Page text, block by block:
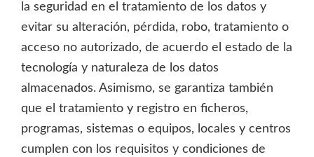
la seguridad en el tratamiento de los datos y
evitar su alteración, pérdida, robo, tratamiento o
acceso no autorizado, de acuerdo el estado de la
tecnología y naturaleza de los datos
almacenados. Asimismo, se garantiza también
que el tratamiento y registro en ficheros,
programas, sistemas o equipos, locales y centros
cumplen con los requisitos y condiciones de